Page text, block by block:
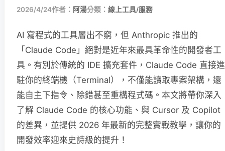
2026/4/24作者： 阿湯分類： 線上工具/服務
AI 寫程式的工具層出不窮，但 Anthropic 推出的
「Claude Code」絕對是近年來最具革命性的開發者工
具。有別於傳統的 IDE 擴充套件，Claude Code 直接進
駐你的終端機（Terminal），不僅能讀取專案架構，還
能自主下指令、除錯甚至重構程式碼。本文將帶你深入
了解 Claude Code 的核心功能、與 Cursor 及 Copilot
的差異，並提供 2026 年最新的完整實戰教學，讓你的
開發效率迎來史詩級的提升！